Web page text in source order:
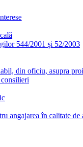
544/2001 și 52/2003
din oficiu, asupra
angajarea în calitate de